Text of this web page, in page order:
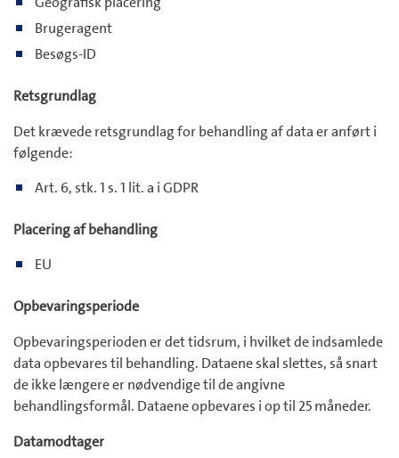
Brugeragent
Besøgs-ID
Retsgrundlag
Det krævede retsgrundlag for behandling af data er anført i
følgende:
Art. 6, stk. 1 s. 1 lit. a i GDPR
Placering af behandling
EU
Opbevaringsperiode
Opbevaringsperioden er det tidsrum, i hvilket de indsamlede
data opbevares til behandling. Dataene skal slettes, så snart
de ikke længere er nødvendige til de angivne
behandlingsformål. Dataene opbevares i op til 25 måneder.
Datamodtager